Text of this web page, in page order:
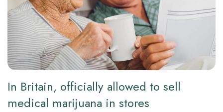
In Britain, officially allowed to sell
medical marijuana in stores